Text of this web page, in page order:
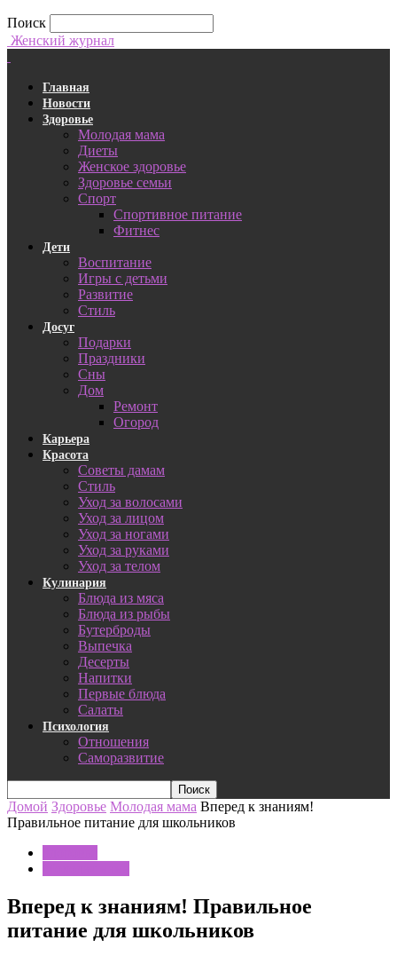
Поиск
Женский журнал
Главная
Новости
Здоровье
Молодая мама
Диеты
Женское здоровье
Здоровье семьи
Спорт
Спортивное питание
Фитнес
Дети
Воспитание
Игры с детьми
Развитие
Стиль
Досуг
Подарки
Праздники
Сны
Дом
Ремонт
Огород
Карьера
Красота
Советы дамам
Стиль
Уход за волосами
Уход за лицом
Уход за ногами
Уход за руками
Уход за телом
Кулинария
Блюда из мяса
Блюда из рыбы
Бутерброды
Выпечка
Десерты
Напитки
Первые блюда
Салаты
Психология
Отношения
Саморазвитие
Домой Здоровье Молодая мама Вперед к знаниям!
Правильное питание для школьников
Вперед к знаниям! Правильное
питание для школьников